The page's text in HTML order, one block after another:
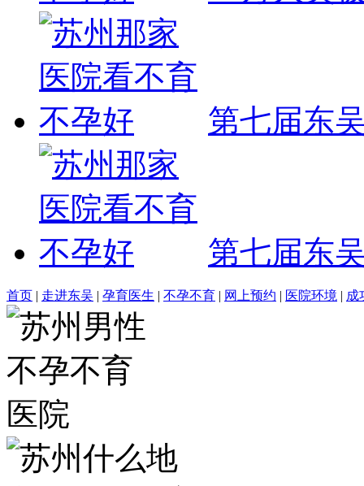
第七届东
第七届东
首页 | 走进东吴 | 孕育医生 | 不孕不育 | 网上预约 | 医院环境 | 成